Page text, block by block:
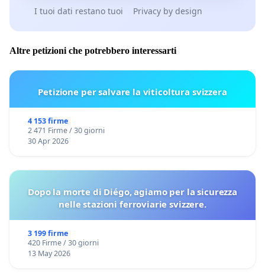
I tuoi dati restano tuoi Privacy by design
Altre petizioni che potrebbero interessarti
Petizione per salvare la viticoltura svizzera
4 153 firme
2 471 Firme / 30 giorni
30 Apr 2026
Dopo la morte di Diégo, agiamo per la sicurezza
nelle stazioni ferroviarie svizzere.
3 199 firme
420 Firme / 30 giorni
13 May 2026